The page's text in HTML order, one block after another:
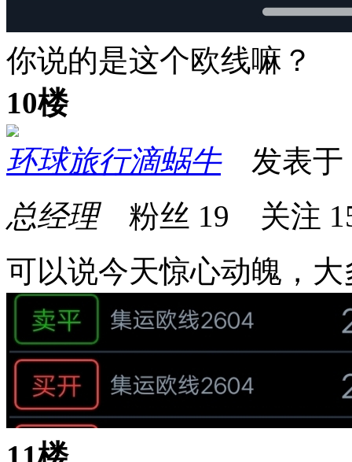
你说的是这个欧线嘛？
10楼
环球旅行滴蜗牛发表于
总经理粉丝 19 关注
可以说今天惊心动魄，